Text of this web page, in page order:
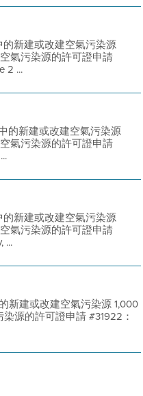
新建或改建空氣污染源
氣污染源的許可證申請
2 ...
的新建或改建空氣污染源
氣污染源的許可證申請
新建或改建空氣污染源
氣污染源的許可證申請
...
新建或改建空氣污染源 1,000
源的許可證申請 #31922：